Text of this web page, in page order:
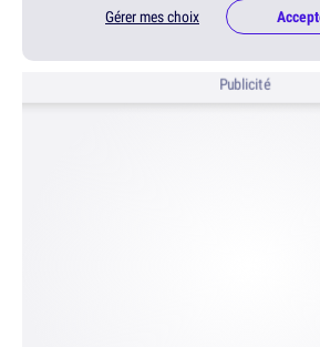
Gérer mes choix
Publicité